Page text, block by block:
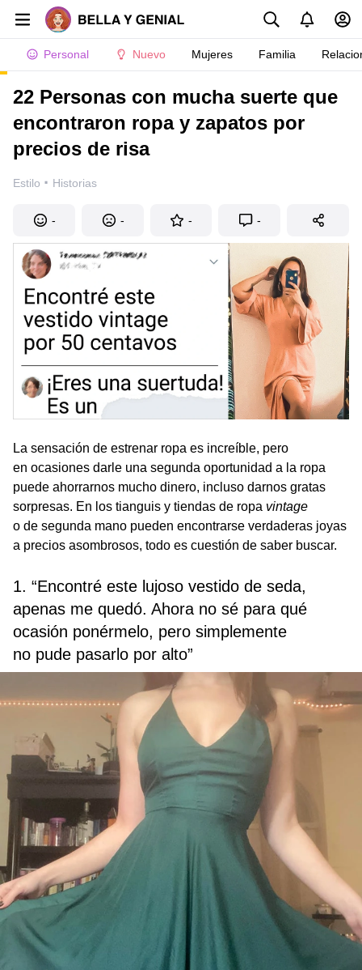
Personal Nuevo Mujeres Familia
22 Personas con mucha suerte que
encontraron ropa y zapatos por
precios de risa
Estilo · Historias
- - - -
La sensación de estrenar ropa es increíble, pero
en ocasiones darle una segunda oportunidad a la ropa
puede ahorrarnos mucho dinero, incluso darnos gratas
sorpresas. En los tianguis y tiendas de ropa vintage
o de segunda mano pueden encontrarse verdaderas joyas
a precios asombrosos, todo es cuestión de saber buscar.
1. “Encontré este lujoso vestido de seda,
apenas me quedó. Ahora no sé para qué
ocasión ponérmelo, pero simplemente
no pude pasarlo por alto”